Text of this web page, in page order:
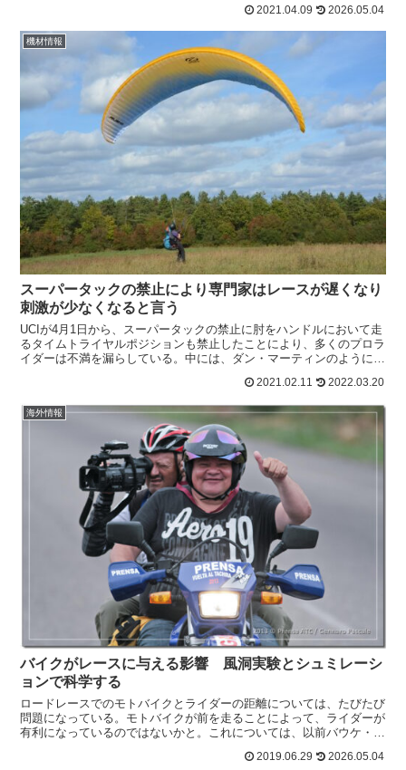
2021.04.09 2026.05.04
機材情報
スーパータックの禁止により専門家はレースが遅くなり
刺激が少なくなると言う
UCIが4月1日から、スーパータックの禁止に肘をハンドルにおいて走
るタイムトライヤルポジションも禁止したことにより、多くのプロラ
イダーは不満を漏らしている。中には、ダン・マーティンのように事
2021.02.11 2022.03.20
海外情報
バイクがレースに与える影響 風洞実験とシュミレーシ
ョンで科学する
ロードレースでのモトバイクとライダーの距離については、たびたび
問題になっている。モトバイクが前を走ることによって、ライダーが
有利になっているのではないかと。これについては、以前バウケ・モ
2019.06.29 2026.05.04